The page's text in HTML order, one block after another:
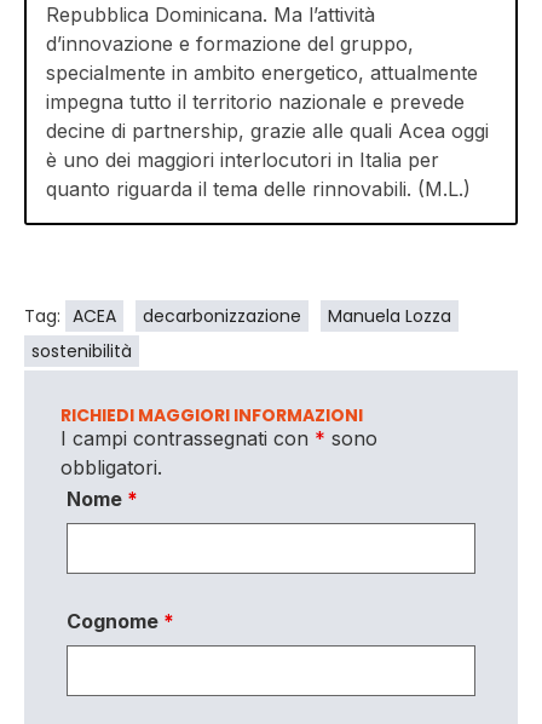
Repubblica Dominicana. Ma l’attività
d’innovazione e formazione del gruppo,
specialmente in ambito energetico, attualmente
impegna tutto il territorio nazionale e prevede
decine di partnership, grazie alle quali Acea oggi
è uno dei maggiori interlocutori in Italia per
quanto riguarda il tema delle rinnovabili. (M.L.)
Tag: ACEA decarbonizzazione
Manuela Lozza
sostenibilità
RICHIEDI MAGGIORI INFORMAZIONI
I campi contrassegnati con * sono
obbligatori.
Nome *
Cognome *